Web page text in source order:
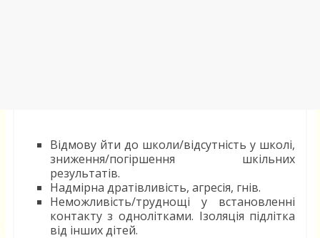
Відмову йти до школи/відсутність у школі,
зниження/погіршення шкільних
результатів.
Надмірна дратівливість, агресія, гнів.
Неможливість/труднощі у встановленні
контакту з однолітками. Ізоляція підлітка
від інших дітей.